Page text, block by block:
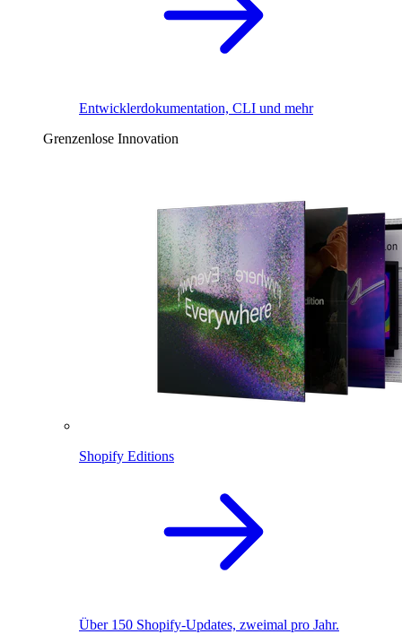
Entwicklerdokumentation, CLI und mehr
Grenzenlose Innovation
Shopify Editions
Über 150 Shopify-Updates, zweimal pro Jahr.